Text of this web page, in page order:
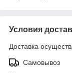
Условия
Доставка
Самовывоз